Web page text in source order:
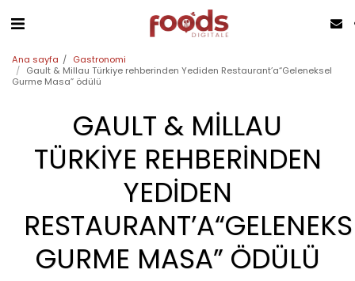
Ana sayfa
Gastronomi
Gault & Millau Türkiye rehberinden Yediden Restaurant’a“Geleneksel
Gurme Masa” ödülü
GAULT & MILLAU
TÜRKIYE REHBERINDEN
YEDIDEN
GURME MASA” ÖDÜLÜ